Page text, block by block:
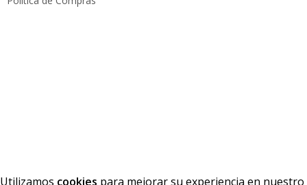
Utilizamos cookies para mejorar su experiencia en nuestro